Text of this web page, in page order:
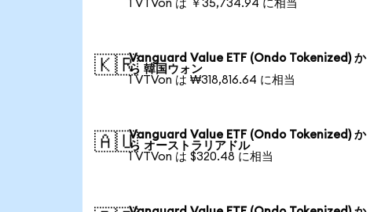
1 VTVon は ￥35,734.94 に相当
🇰🇷Vanguard Value ETF (Ondo Tokenized) か
ら 韓国ウォン
1 VTVon は ₩318,816.64 に相当
🇦🇺Vanguard Value ETF (Ondo Tokenized) か
ら オーストラリアドル
1 VTVon は $320.48 に相当